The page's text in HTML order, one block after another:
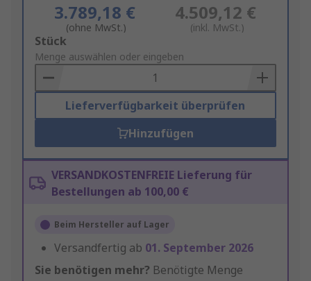
3.789,18 €
(ohne MwSt.)
4.509,12 €
(inkl. MwSt.)
Add
to
Basket
Stück
Menge auswählen oder eingeben
Lieferverfügbarkeit überprüfen
Hinzufügen
VERSANDKOSTENFREIE Lieferung für
Bestellungen ab 100,00 €
Beim Hersteller auf Lager
Versandfertig ab 01. September 2026
Sie benötigen mehr? Benötigte Menge